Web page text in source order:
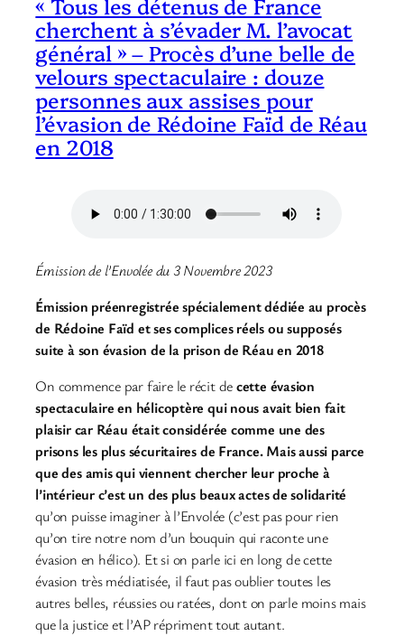
cherchent à s’évader M. l’avocat
général » – Procès d’une belle de
velours spectaculaire : douze
personnes aux assises pour
l’évasion de Rédoine Faïd de Réau
en 2018
Émission de l’Envolée du 3 Novembre 2023
Émission préenregistrée spécialement dédiée au procès
de Rédoine Faïd et ses complices réels ou supposés
suite à son évasion de la prison de Réau en 2018
On commence par faire le récit decette évasion
spectaculaire en hélicoptère qui nous avait bien fait
plaisir car Réau était considérée comme une des
prisons les plus sécuritaires de France. Mais aussi parce
que des amis qui viennent chercher leur proche à
l’intérieur c’est un des plus beaux actes de solidarité
qu’on puisse imaginer à l’Envolée (c’est pas pour rien
qu’on tire notre nom d’un bouquin qui raconte une
évasion en hélico). Et si on parle ici en long de cette
évasion très médiatisée, il faut pas oublier toutes les
autres belles, réussies ou ratées, dont on parle moins mais
que la justice et l’AP répriment tout autant.